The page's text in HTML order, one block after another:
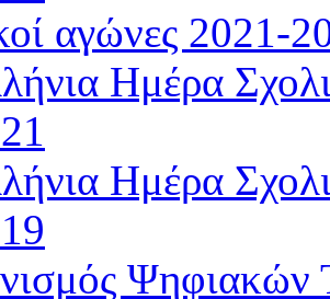
αγώνες 2021-
Ημέρα
Ημέρα
Ψηφιακών